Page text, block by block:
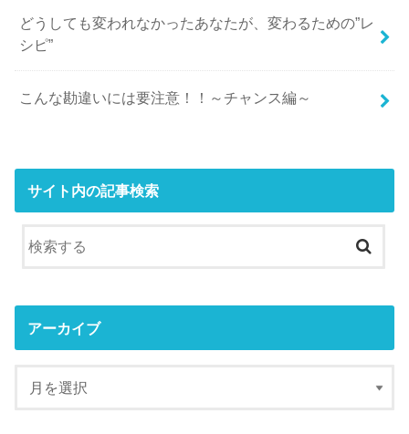
どうしても変われなかったあなたが、変わるための”レ
シピ”
こんな勘違いには要注意！！～チャンス編～
サイト内の記事検索
アーカイブ